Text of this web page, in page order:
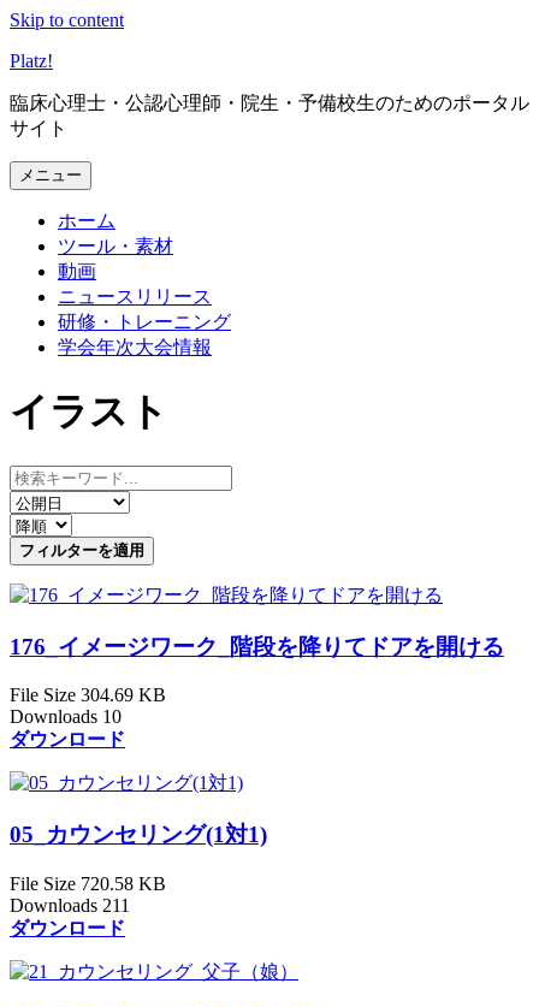
Skip to content
Platz!
臨床心理士・公認心理師・院生・予備校生のためのポータル
サイト
メニュー
ホーム
ツール・素材
動画
ニュースリリース
研修・トレーニング
学会年次大会情報
イラスト
フィルターを適用
176_イメージワーク_階段を降りてドアを開ける
File Size 304.69 KB
Downloads 10
ダウンロード
05_カウンセリング(1対1)
File Size 720.58 KB
Downloads 211
ダウンロード